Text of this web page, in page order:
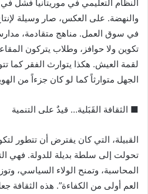
النظام التعليمي في موريتانيا فشل في
والنهضة. على العكس، صار وسيلة
في سوق العمل. مناهج متقادمة،
تكوين ولا حوافز، وطلاب يتركون
لقمة العيش. هكذا يتوارث الفقر كما
الجهل متوارثاً كما لو كان جزءاً من
■ الثقافة القَبَلية… قيدٌ على التنمية
القبيلة، التي كان يفترض أن تتطور
تحولت إلى سلطة بديلة للدولة. فهي
المحاسبة، وتمنح الولاء السياسي،
العم أولى من الكفاءة”. هذه الثقافة